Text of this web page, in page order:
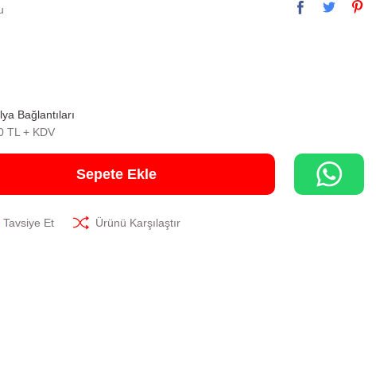
Bağlantıları
TL + KDV
Sepete Ekle
Tavsiye Et Ürünü Karşılaştır